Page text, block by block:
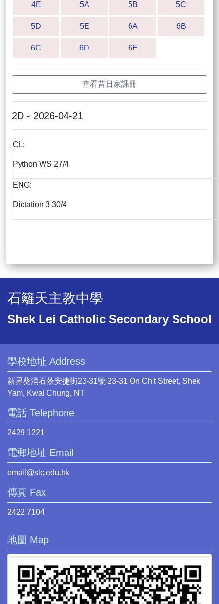
4E 5A 5B 5C
5D 5E 6A 6B
6C 6D 6E
查看昔日家課冊
2D - 2026-04-21
CL:
Python WS 27/4
ENG:
Dictation 3 30/4
石籬天主教中學
Shek Lei Catholic Secondary School
學校地址 Address
新界葵涌石蔭安捷街23-31號 23-31 On Chit Street, Shek
Yam, Kwai Chung, NT
電話 Telephone
2429 1221
電郵地址 Email
email@slc.edu.hk
傳真 Fax
2422 7104
地圖 Map